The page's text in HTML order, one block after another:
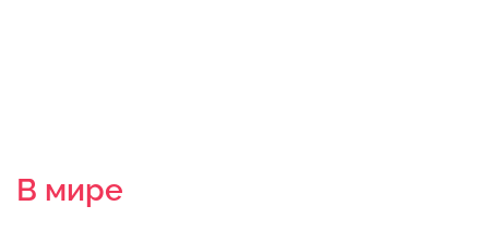
В мире